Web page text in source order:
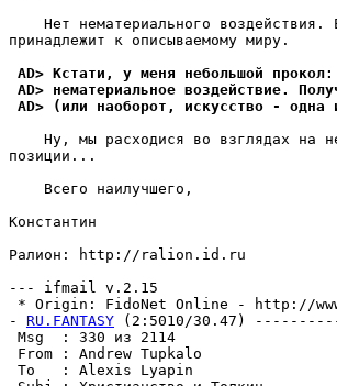
Нет нематериального воздействия.
принадлежит к описываемому миру.
AD> Кстати, у меня небольшой
AD> нематериальное воздействие.
AD> (или наоборот, искусство - одна
Ну, мы расходися во взглядах на
позиции...
    Всего наилучшего,
Константин
Ралион: http://ralion.id.ru
--- ifmail v.2.15
* Origin: FidoNet Online - http://
- RU.FANTASY (2:5010/30.47)
Msg  : 330 из
From : Andrew Tupkalo
To   : Alexis Lyapin